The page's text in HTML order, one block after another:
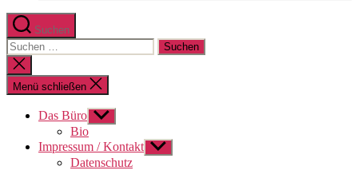
Suchen
Suchen
nach:
Suche
schließen
Menü schließen
Das Büro Untermenü
anzeigen
Bio
Impressum / Kontakt Untermenü
anzeigen
Datenschutz